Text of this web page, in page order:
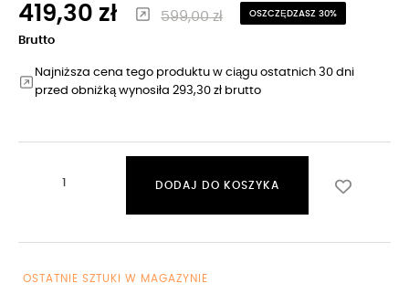
419,30 zł 599,00 zł OSZCZĘDZASZ 30%
Brutto
Najniższa cena tego produktu w ciągu ostatnich 30 dni
przed obniżką wynosiła 293,30 zł brutto
DODAJ DO KOSZYKA
OSTATNIE SZTUKI W MAGAZYNIE